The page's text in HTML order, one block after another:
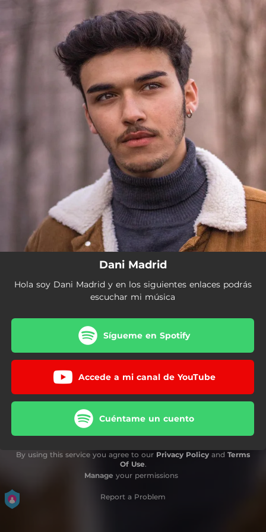
You're all set!
Dani Madrid
Hola soy Dani Madrid y en los siguientes enlaces podrás
escuchar mi música
Sígueme en Spotify
Accede a mi canal de YouTube
Cuéntame un cuento
By using this service you agree to our Privacy Policy and Terms
Of Use.
Manage your permissions
Report a Problem